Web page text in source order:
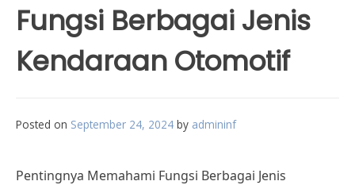
Fungsi Berbagai Jenis
Kendaraan Otomotif
Posted on September 24, 2024 by admininf
Pentingnya Memahami Fungsi Berbagai Jenis